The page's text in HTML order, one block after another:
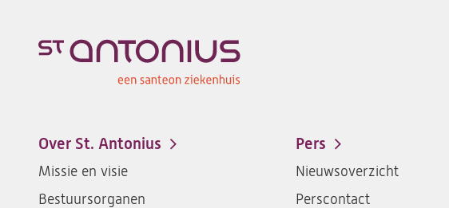
Footer-
menu
Over St. Antonius
Missie en visie
Bestuursorganen
Pers
Nieuwsoverzicht
Perscontact